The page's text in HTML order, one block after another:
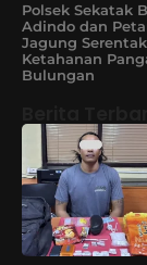
Polsek Sekatak
Adindo dan
Jagung
Ketahanan
Bulungan